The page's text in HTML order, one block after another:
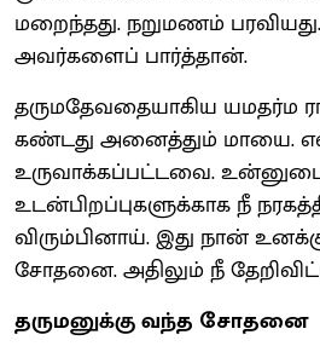
மறைந்தது. நறுமணம்
அவர்களைப் பார்த்தான்.
தருமதேவதையாகிய யமதர்ம
கண்டது அனைத்தும் மாயை.
உருவாக்கப்பட்டவை.
உடன்பிறப்புகளுக்காக நீ
விரும்பினாய். இது நான்
சோதனை. அதிலும் நீ
தருமனுக்கு வந்த சோதனை